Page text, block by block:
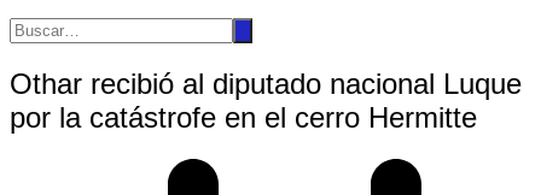
Othar recibió al diputado nacional Luque
por la catástrofe en el cerro Hermitte